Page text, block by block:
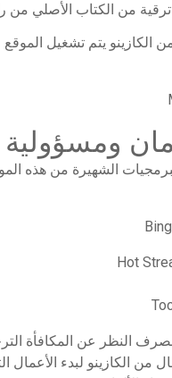
من الكتاب الأصلي من
من الكازينو يتم تشغيل
ومسؤولية
Hot
النظر عن المكافأة
من الكازينو لبدء